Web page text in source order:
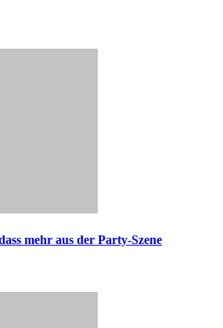
mehr aus der Party-Szene